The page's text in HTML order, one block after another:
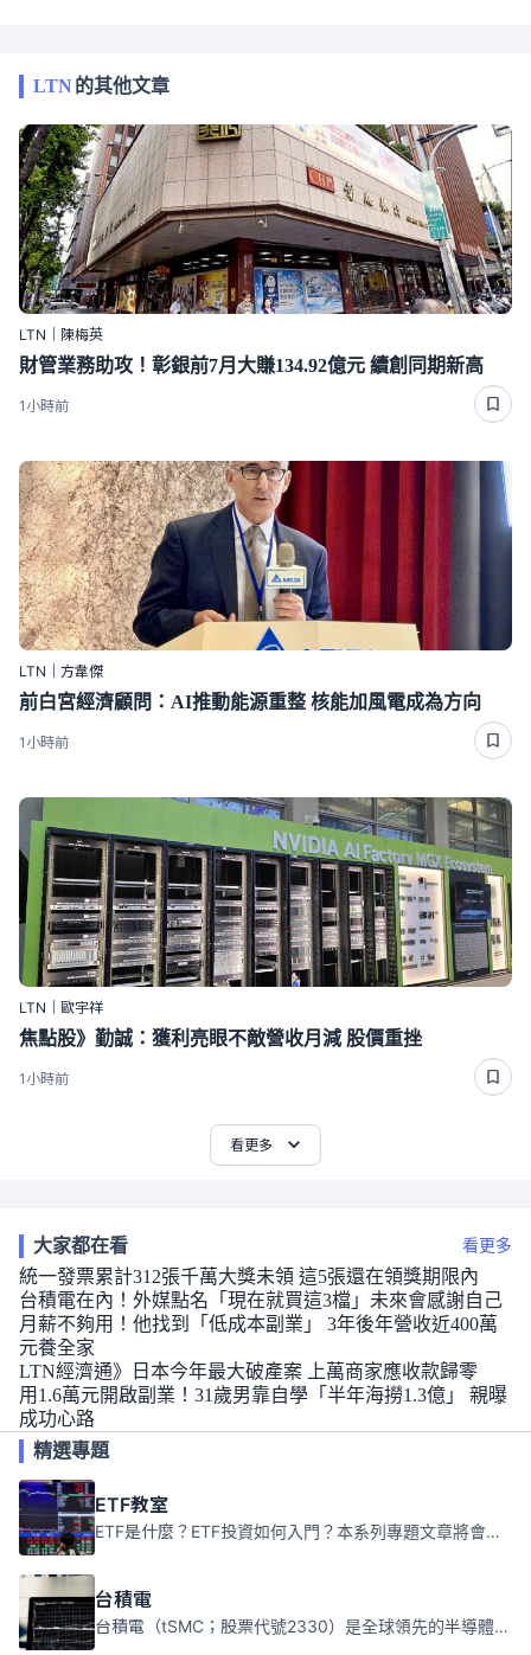
LTN的其他文章
LTN｜陳梅英
財管業務助攻！彰銀前7月大賺134.92億元 續創同期新高
1小時前
LTN｜方韋傑
前白宮經濟顧問：AI推動能源重整 核能加風電成為方向
1小時前
LTN｜歐宇祥
焦點股》勤誠：獲利亮眼不敵營收月減 股價重挫
1小時前
看更多
大家都在看 看更多
統一發票累計312張千萬大獎未領 這5張還在領獎期限內
台積電在內！外媒點名「現在就買這3檔」未來會感謝自己
月薪不夠用！他找到「低成本副業」 3年後年營收近400萬
元養全家
LTN經濟通》日本今年最大破產案 上萬商家應收款歸零
用1.6萬元開啟副業！31歲男靠自學「半年海撈1.3億」 親曝
成功心路
精選專題
ETF教室
ETF是什麼？ETF投資如何入門？本系列專題文章將會告訴你新手必須知道的ETF基礎知識。
台積電
台積電（tSMC；股票代號2330）是全球領先的半導體代工公司，成立於1987年，總部位於台灣新竹。且已於美國、日本、德國及中國設廠，台積電是全球首家專業積體電路製造服務公司，也是全球最先進和最大規模的半導體代工廠。